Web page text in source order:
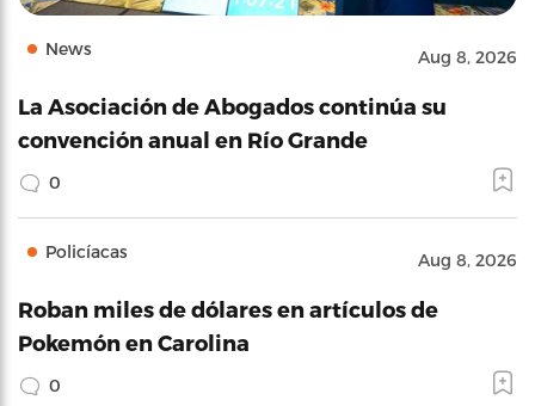
News Aug 8, 2026
La Asociación de Abogados continúa su
convención anual en Río Grande
0
Policíacas Aug 8, 2026
Roban miles de dólares en artículos de
Pokemón en Carolina
0